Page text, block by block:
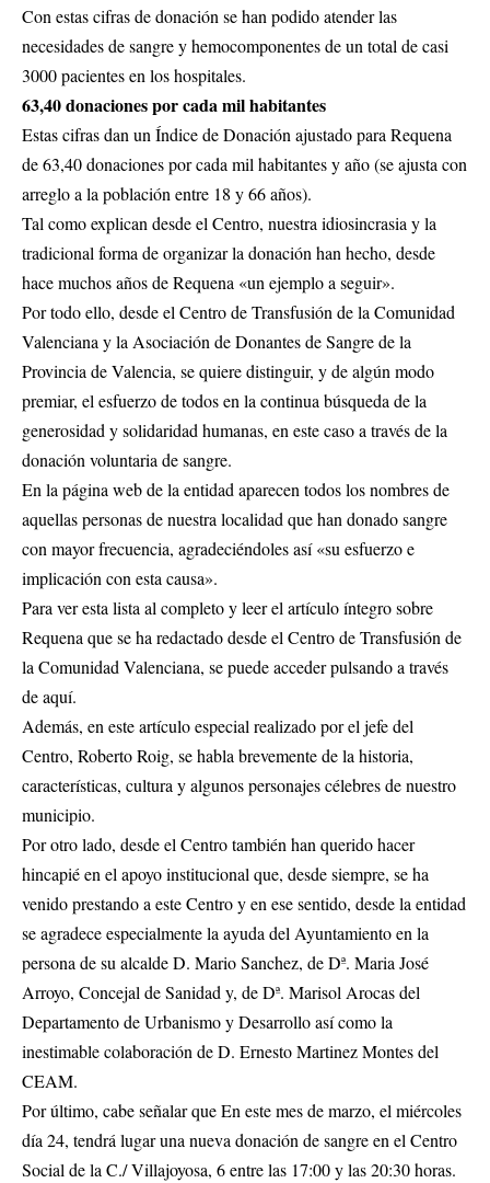
Con estas cifras de donación se han podido atender las
necesidades de sangre y hemocomponentes de un total de casi
3000 pacientes en los hospitales.
63,40 donaciones por cada mil habitantes
Estas cifras dan un Índice de Donación ajustado para Requena
de 63,40 donaciones por cada mil habitantes y año (se ajusta con
arreglo a la población entre 18 y 66 años).
Tal como explican desde el Centro, nuestra idiosincrasia y la
tradicional forma de organizar la donación han hecho, desde
hace muchos años de Requena «un ejemplo a seguir».
Por todo ello, desde el Centro de Transfusión de la Comunidad
Valenciana y la Asociación de Donantes de Sangre de la
Provincia de Valencia, se quiere distinguir, y de algún modo
premiar, el esfuerzo de todos en la continua búsqueda de la
generosidad y solidaridad humanas, en este caso a través de la
donación voluntaria de sangre.
En la página web de la entidad aparecen todos los nombres de
aquellas personas de nuestra localidad que han donado sangre
con mayor frecuencia, agradeciéndoles así «su esfuerzo e
implicación con esta causa».
Para ver esta lista al completo y leer el artículo íntegro sobre
Requena que se ha redactado desde el Centro de Transfusión de
la Comunidad Valenciana, se puede acceder pulsando a través
deaquí.
Además, en este artículo especial realizado por el jefe del
Centro, Roberto Roig, se habla brevemente de la historia,
características, cultura y algunos personajes célebres de nuestro
municipio.
Por otro lado, desde el Centro también han querido hacer
hincapié en el apoyo institucional que, desde siempre, se ha
venido prestando a este Centro y en ese sentido, desde la entidad
se agradece especialmente la ayuda del Ayuntamiento en la
persona de su alcalde D. Mario Sanchez, de Dª. Maria José
Arroyo, Concejal de Sanidad y, de Dª. Marisol Arocas del
Departamento de Urbanismo y Desarrollo así como la
inestimable colaboración de D. Ernesto Martinez Montes del
CEAM.
Por último, cabe señalar que En este mes de marzo, el miércoles
día 24, tendrá lugar una nueva donación de sangre en el Centro
Social de la C./ Villajoyosa, 6 entre las 17:00 y las 20:30 horas.